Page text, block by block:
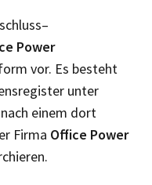
Power
vor. Es besteht
unter
nach einem dort
Firma Office Power